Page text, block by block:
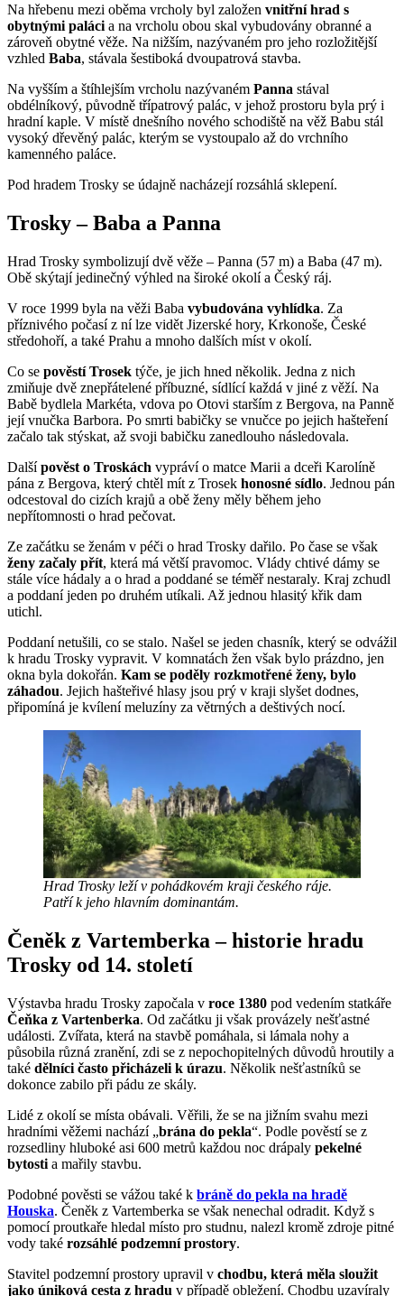
Na hřebenu mezi oběma vrcholy byl založen vnitřní hrad s
obytnými paláci a na vrcholu obou skal vybudovány obranné a
zároveň obytné věže. Na nižším, nazývaném pro jeho rozložitější
vzhled Baba, stávala šestiboká dvoupatrová stavba.
Na vyšším a štíhlejším vrcholu nazývaném Panna stával
obdélníkový, původně třípatrový palác, v jehož prostoru byla prý i
hradní kaple. V místě dnešního nového schodiště na věž Babu stál
vysoký dřevěný palác, kterým se vystoupalo až do vrchního
kamenného paláce.
Pod hradem Trosky se údajně nacházejí rozsáhlá sklepení.
Trosky – Baba a Panna
Hrad Trosky symbolizují dvě věže – Panna (57 m) a Baba (47 m).
Obě skýtají jedinečný výhled na široké okolí a Český ráj.
V roce 1999 byla na věži Baba vybudována vyhlídka. Za
příznivého počasí z ní lze vidět Jizerské hory, Krkonoše, České
středohoří, a také Prahu a mnoho dalších míst v okolí.
Co se pověstí Trosek týče, je jich hned několik. Jedna z nich
zmiňuje dvě znepřátelené příbuzné, sídlící každá v jiné z věží. Na
Babě bydlela Markéta, vdova po Otovi starším z Bergova, na Panně
její vnučka Barbora. Po smrti babičky se vnučce po jejich hašteření
začalo tak stýskat, až svoji babičku zanedlouho následovala.
Dalšípověst o Troskách vypráví o matce Marii a dceři Karolíně
pána z Bergova, který chtěl mít z Trosek honosné sídlo. Jednou pán
odcestoval do cizích krajů a obě ženy měly během jeho
nepřítomnosti o hrad pečovat.
Ze začátku se ženám v péči o hrad Trosky dařilo. Po čase se však
ženy začaly přít, která má větší pravomoc. Vlády chtivé dámy se
stále více hádaly a o hrad a poddané se téměř nestaraly. Kraj zchudl
a poddaní jeden po druhém utíkali. Až jednou hlasitý křik dam
utichl.
Poddaní netušili, co se stalo. Našel se jeden chasník, který se odvážil
k hradu Trosky vypravit. V komnatách žen však bylo prázdno, jen
okna byla dokořán. Kam se poděly rozkmotřené ženy, bylo
záhadou. Jejich hašteřivé hlasy jsou prý v kraji slyšet dodnes,
připomíná je kvílení meluzíny za větrných a deštivých nocí.
Hrad Trosky leží v pohádkovém kraji českého ráje.
Patří k jeho hlavním dominantám.
Čeněk z Vartemberka – historie hradu
Trosky od 14. století
Výstavba hradu Trosky započala v roce 1380 pod vedením statkáře
Čeňka z Vartenberka. Od začátku ji však provázely nešťastné
události. Zvířata, která na stavbě pomáhala, si lámala nohy a
působila různá zranění, zdi se z nepochopitelných důvodů hroutily a
také dělníci často přicházeli k úrazu. Několik nešťastníků se
dokonce zabilo při pádu ze skály.
Lidé z okolí se místa obávali. Věřili, že se na jižním svahu mezi
hradními věžemi nachází „brána do pekla“. Podle pověstí se z
rozsedliny hluboké asi 600 metrů každou noc drápaly pekelné
bytosti a mařily stavbu.
Podobné pověsti se vážou také k bráně do pekla na hradě
Houska. Čeněk z Vartemberka se však nenechal odradit. Když s
pomocí proutkaře hledal místo pro studnu, nalezl kromě zdroje pitné
vody také rozsáhlé podzemní prostory.
Stavitel podzemní prostory upravil v chodbu, která měla sloužit
jako úniková cesta z hradu v případě obležení. Chodbu uzavíraly